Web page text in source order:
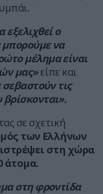
ο
να
μέλημα είναι
μας»είπε και
σεβαστούν τις
σε σχετική
των Ελλήνων
στη χώρα
άτομα.
στη φροντίδα